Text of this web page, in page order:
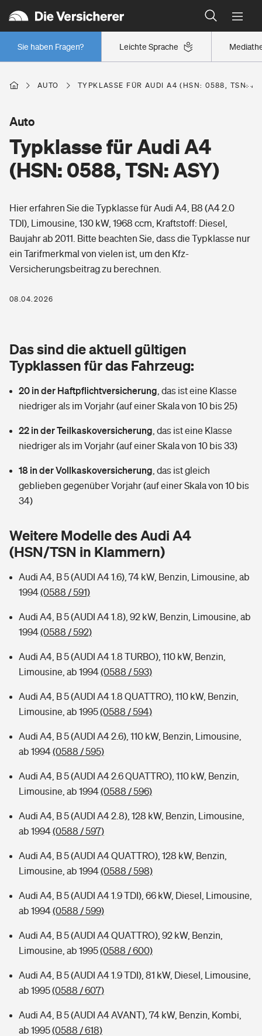
Leichte Sprache
Sie haben Fragen?
Wer versichert was: Jetzt Versicherer finden
Regionalklassen: So ist Ihre Region eingestuft
Wer versichert was: Jetzt Versicherer finden
Berufsunfähigkeitsversicherung
Erwerbsunfähigkeitsversicherung
Grundfähigkeitsversicherung
Arbeitsrechtsschutz
Berufshaftpflichtversicherung
Zur Übersicht
Tools
Wer versichert was: Jetzt Versicherer finden
Sie haben Fragen?
Wohnen
Glasversicherung
Mietkautionsversicherung
Restkreditversicherung
Zur Übersicht
Hochwasser-Check: Wie gefährdet ist Ihr Haus?
Wer versichert was: Jetzt Versicherer finden
Sie haben Fragen?
Freizeit
Pri­vate Haft­pflicht­
Kinderunfall­ver­si­che­rung
Kinderinvalidität
Reiseversicherung
Pferdehalter-Haftpflicht
Private Cyberversicherung
Musikinstrumentenversicherung
Zur Übersicht
Tools
Kinderunfall-Check: Mehr Sicherheit für deine Kids
Sie haben Fragen?
Gesundheit
Private Krankenversicherung
Dread-Disease-Versicherung
Tierkrankenversicherung
Wer versichert was: Jetzt Versicherer finden
Sie haben Fragen?
Rentenrechner: Wie viel Geld bekomme ich im Alter?
AUTO TYPKLASSE FÜR AUDI A4 (HSN: 0588, TSN:
Typklasse für Audi A4
(HSN: 0588, TSN: ASY)
Auto
Hier erfahren Sie die Typklasse für Audi A4, B8 (A4 2.0
TDI), Limousine, 130 kW, 1968 ccm, Kraftstoff: Diesel,
Baujahr ab 2011. Bitte beachten Sie, dass die Typklasse nur
ein Tarifmerkmal von vielen ist, um den Kfz-
Versicherungsbeitrag zu berechnen.
08.04.2026
Das sind die aktuell gültigen
Typklassen für das Fahrzeug:
20 in der Haftpflichtversicherung das ist eine Klasse
niedriger als im Vorjahr (auf einer Skala von 10 bis 25)
22 in der Teilkaskoversicherung das ist eine Klasse
niedriger als im Vorjahr (auf einer Skala von 10 bis 33)
18 in der Vollkaskoversicherung das ist gleich
geblieben gegenüber Vorjahr (auf einer Skala von 10 bis
34)
Weitere Modelle des Audi A4
(HSN/TSN in Klammern)
Audi A4, B 5 (AUDI A4 1.6), 74 kW, Benzin, Limousine, ab
1994(0588 / 591)
Audi A4, B 5 (AUDI A4 1.8), 92 kW, Benzin, Limousine, ab
1994(0588 / 592)
Audi A4, B 5 (AUDI A4 1.8 TURBO), 110 kW, Benzin,
Limousine, ab 1994(0588 / 593)
Audi A4, B 5 (AUDI A4 1.8 QUATTRO), 110 kW, Benzin,
Limousine, ab 1995(0588 / 594)
Audi A4, B 5 (AUDI A4 2.6), 110 kW, Benzin, Limousine,
ab 1994(0588 / 595)
Audi A4, B 5 (AUDI A4 2.6 QUATTRO), 110 kW, Benzin,
Limousine, ab 1994(0588 / 596)
Audi A4, B 5 (AUDI A4 2.8), 128 kW, Benzin, Limousine,
ab 1994(0588 / 597)
Audi A4, B 5 (AUDI A4 QUATTRO), 128 kW, Benzin,
Limousine, ab 1994(0588 / 598)
Audi A4, B 5 (AUDI A4 1.9 TDI), 66 kW, Diesel, Limousine,
ab 1994(0588 / 599)
Audi A4, B 5 (AUDI A4 QUATTRO), 92 kW, Benzin,
Limousine, ab 1995(0588 / 600)
Audi A4, B 5 (AUDI A4 1.9 TDI), 81 kW, Diesel, Limousine,
ab 1995(0588 / 607)
Audi A4, B 5 (AUDI A4 AVANT), 74 kW, Benzin, Kombi,
ab 1995(0588 / 618)